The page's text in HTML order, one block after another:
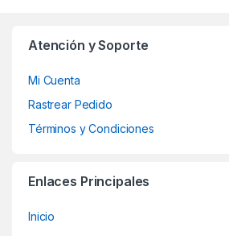
Atención y Soporte
Mi Cuenta
Rastrear Pedido
Términos y Condiciones
Enlaces Principales
Inicio